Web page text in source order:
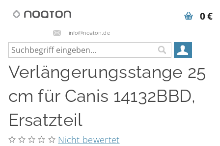
info@noaton.de
0 €
Verlängerungsstange 25
cm für Canis 14132BBD,
Ersatzteil
Nicht bewertet